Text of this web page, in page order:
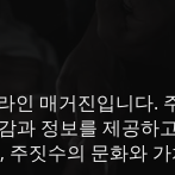
인 매거진입니다.
과 정보를 제공하
짓수의 문화와